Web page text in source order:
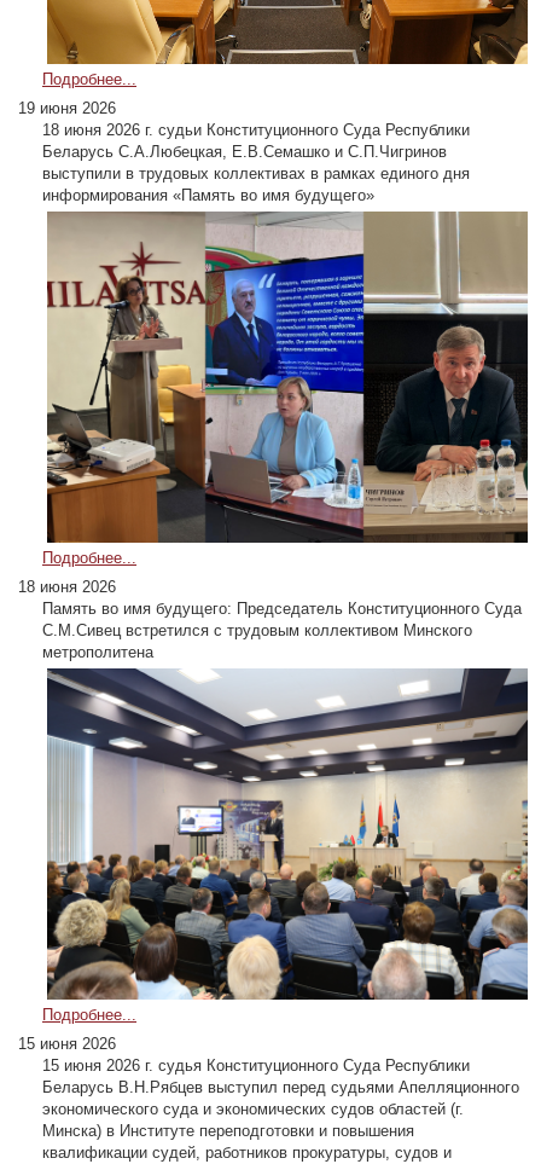
Подробнее...
19 июня 2026
18 июня 2026 г. судьи Конституционного Суда Республики
Беларусь С.А.Любецкая, Е.В.Семашко и С.П.Чигринов
выступили в трудовых коллективах в рамках единого дня
информирования «Память во имя будущего»
Подробнее...
18 июня 2026
Память во имя будущего: Председатель Конституционного Суда
С.М.Сивец встретился с трудовым коллективом Минского
метрополитена
Подробнее...
15 июня 2026
15 июня 2026 г. судья Конституционного Суда Республики
Беларусь В.Н.Рябцев выступил перед судьями Апелляционного
экономического суда и экономических судов областей (г.
Минска) в Институте переподготовки и повышения
квалификации судей, работников прокуратуры, судов и